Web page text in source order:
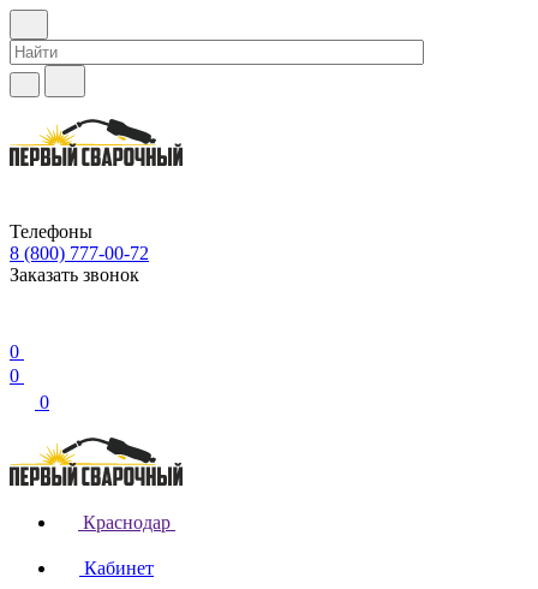
Телефоны
8 (800) 777-00-72
Заказать звонок
0
0
0
Краснодар
Кабинет